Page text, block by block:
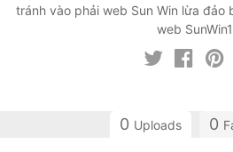
tránh vào phải web Sun Win lừa đảo
web
0 Uploads 0